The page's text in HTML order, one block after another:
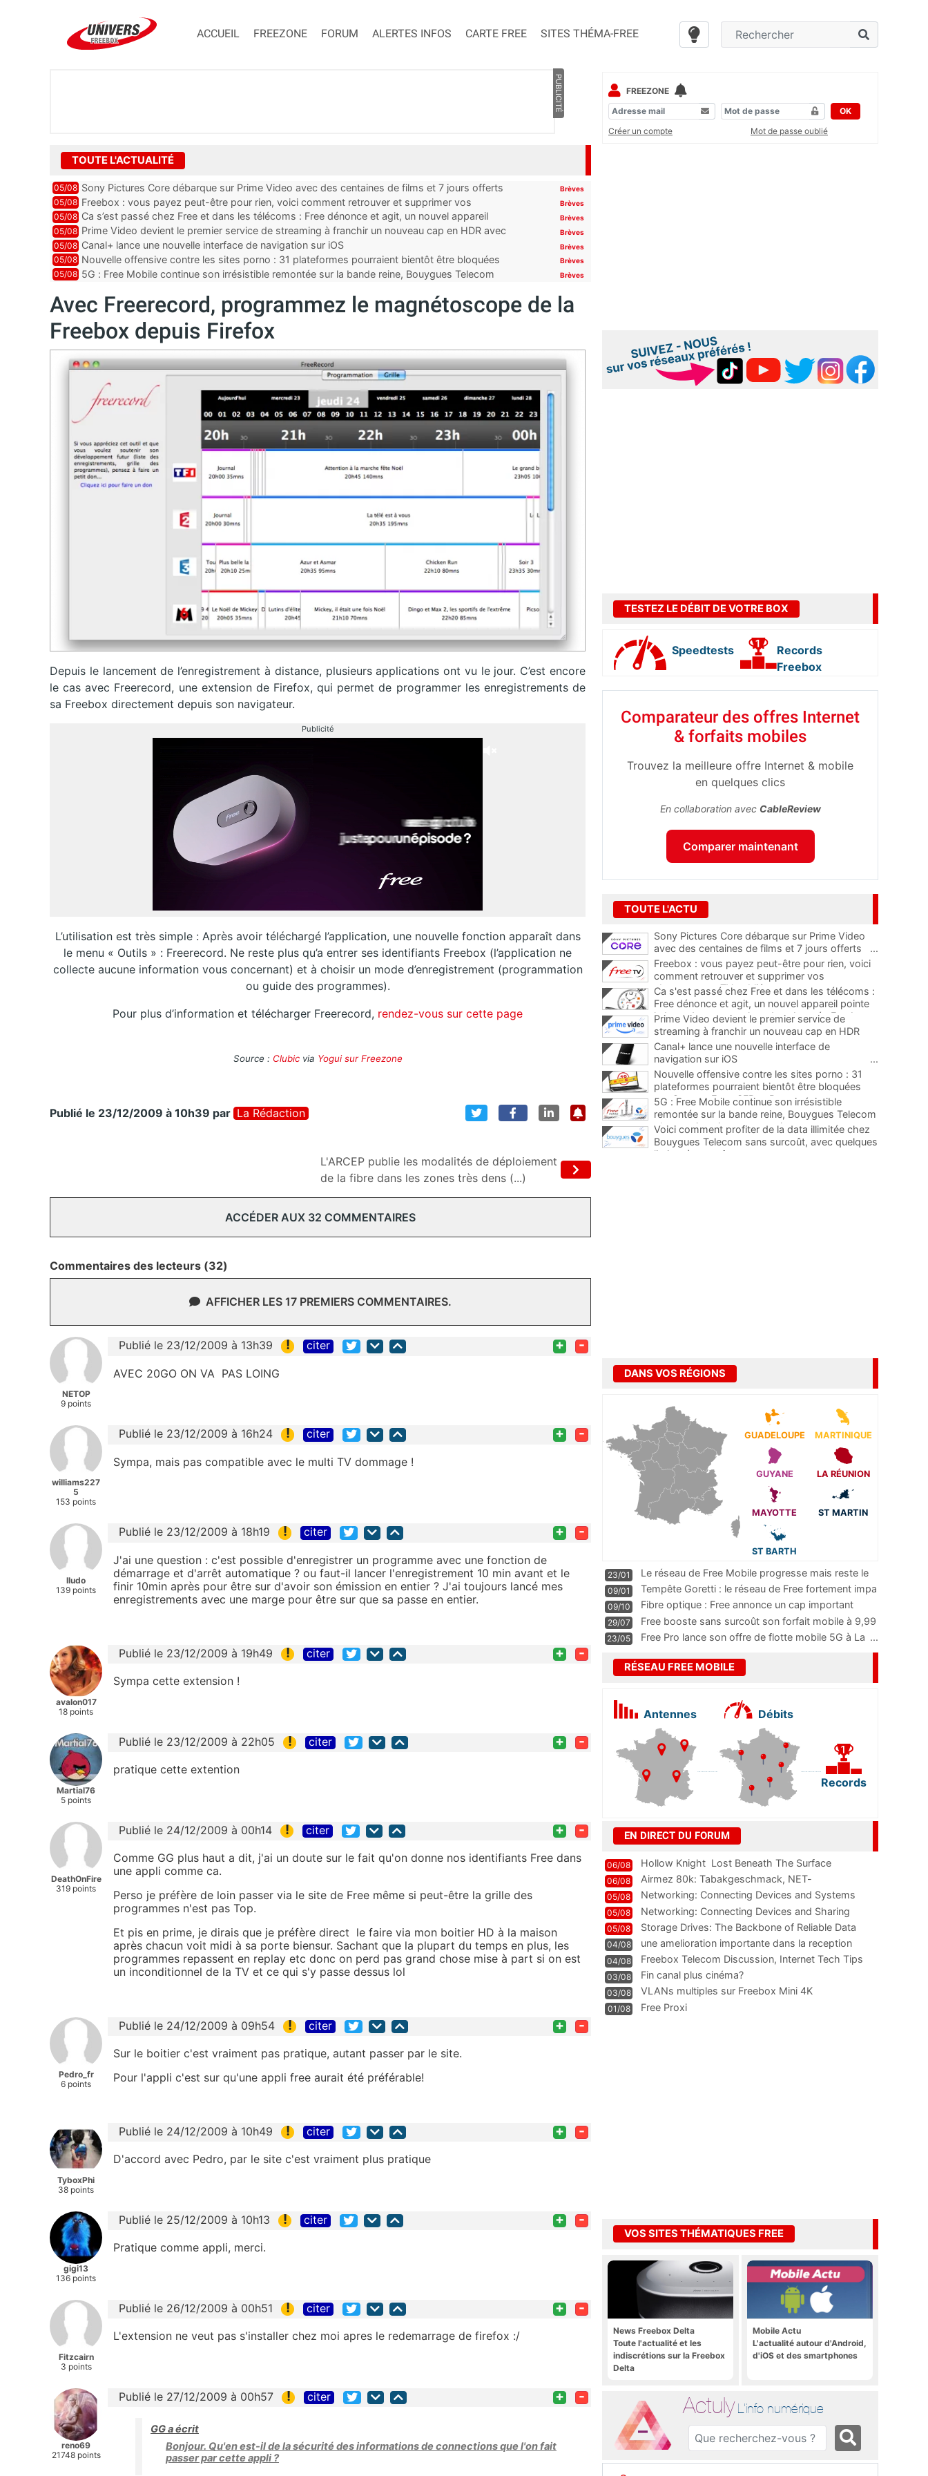
ACCUEIL FREEZONE FORUM ALERTES INFOS CARTE FREE SITES THÉMA-FREE
PUBLICITÉ
TOUTE L'ACTUALITÉ
05/08 Sony Pictures Core débarque sur Prime Video avec des centaines de films et 7 jours offerts Brèves
05/08 Freebox : vous payez peut-être pour rien, voici comment retrouver et supprimer vos
abonnements TV oubliés
Brèves
05/08 Ca s’est passé chez Free et dans les télécoms : Free dénonce et agit, un nouvel appareil
pointe le bout de...
Brèves
05/08 Prime Video devient le premier service de streaming à franchir un nouveau cap en HDR avec
ce lancement
Brèves
05/08 Canal+ lance une nouvelle interface de navigation sur iOS Brèves
05/08 Nouvelle offensive contre les sites porno : 31 plateformes pourraient bientôt être bloquées
par Orange, Free, SF...
Brèves
05/08 5G : Free Mobile continue son irrésistible remontée sur la bande reine, Bouygues Telecom
Brèves
Avec Freerecord, programmez le magnétoscope de la
Freebox depuis Firefox
Depuis le lancement de l’enregistrement à distance, plusieurs applications ont vu le jour. C’est encore
le cas avec Freerecord, une extension de Firefox, qui permet de programmer les enregistrements de
sa Freebox directement depuis son navigateur.
Publicité
L’utilisation est très simple : Après avoir téléchargé l’application, une nouvelle fonction apparaît dans
le menu « Outils » : Freerecord. Ne reste plus qu’a entrer ses identifiants Freebox (l’application ne
collecte aucune information vous concernant) et à choisir un mode d’enregistrement (programmation
ou guide des programmes).
Pour plus d’information et télécharger Freerecord, rendez-vous sur cette page
Source : Clubicvia Yogui sur Freezone
Publié le 23/12/2009 à 10h39 par La Rédaction
L'ARCEP publie les modalités de déploiement
de la fibre dans les zones très dens (...)
ACCÉDER AUX 32 COMMENTAIRES
Commentaires des lecteurs (32)
AFFICHER LES 17 PREMIERS COMMENTAIRES.
NETOP
9 points
Publié le 23/12/2009 à 13h39 ! citer + -
AVEC 20GO ON VA PAS LOING
williams227
5
153 points
Publié le 23/12/2009 à 16h24 ! citer + -
Sympa, mais pas compatible avec le multi TV dommage !
lludo
139 points
Publié le 23/12/2009 à 18h19 ! citer + -
J'ai une question : c'est possible d'enregistrer un programme avec une fonction de
démarrage et d'arrêt automatique ? ou faut-il lancer l'enregistrement 10 min avant et le
finir 10min après pour être sur d'avoir son émission en entier ? J'ai toujours lancé mes
enregistrements avec une marge pour être sur que sa passe en entier.
avalon017
18 points
Publié le 23/12/2009 à 19h49 ! citer + -
Sympa cette extension !
Martial76
5 points
Publié le 23/12/2009 à 22h05 ! citer + -
pratique cette extention
DeathOnFire
319 points
Publié le 24/12/2009 à 00h14 ! citer + -
Comme GG plus haut a dit, j'ai un doute sur le fait qu'on donne nos identifiants Free dans
une appli comme ca.
Perso je préfère de loin passer via le site de Free même si peut-être la grille des
programmes n'est pas Top.
Et pis en prime, je dirais que je préfère direct le faire via mon boitier HD à la maison
après chacun voit midi à sa porte biensur. Sachant que la plupart du temps en plus, les
programmes repassent en replay etc donc on perd pas grand chose mise à part si on est
un inconditionnel de la TV et ce qui s'y passe dessus lol
Pedro_fr
6 points
Publié le 24/12/2009 à 09h54 ! citer + -
Sur le boitier c'est vraiment pas pratique, autant passer par le site.
Pour l'appli c'est sur qu'une appli free aurait été préférable!
TyboxPhi
38 points
Publié le 24/12/2009 à 10h49 ! citer + -
D'accord avec Pedro, par le site c'est vraiment plus pratique
gigi13
136 points
Publié le 25/12/2009 à 10h13 ! citer + -
Pratique comme appli, merci.
Fitzcairn
3 points
Publié le 26/12/2009 à 00h51 ! citer + -
L'extension ne veut pas s'installer chez moi apres le redemarrage de firefox :/
reno69
21748 points
Publié le 27/12/2009 à 00h57 ! citer + -
GG a écrit
Bonjour. Qu'en est-il de la sécurité des informations de connections que l'on fait
passer par cette appli ?
FREEZONE
OK
Créer un compte
Mot de passe oublié
TESTEZ LE DÉBIT DE VOTRE BOX
Speedtests
Records
Freebox
Comparateur des offres Internet
& forfaits mobiles
Trouvez la meilleure offre Internet & mobile
en quelques clics
En collaboration avec CableReview
Comparer maintenant
TOUTE L'ACTU
Sony Pictures Core débarque sur Prime Video
avec des centaines de films et 7 jours offerts
...
Freebox : vous payez peut-être pour rien, voici
comment retrouver et supprimer vos
abonnements TV oubliés
...
Ca s'est passé chez Free et dans les télécoms :
Free dénonce et agit, un nouvel appareil pointe
le bout de son nez chez des abonnés Freebox...
Prime Video devient le premier service de
streaming à franchir un nouveau cap en HDR
avec ce lancement
Canal+ lance une nouvelle interface de
navigation sur iOS
...
Nouvelle offensive contre les sites porno : 31
plateformes pourraient bientôt être bloquées
par Orange, Free, SFR et Bouygues
5G : Free Mobile continue son irrésistible
remontée sur la bande reine, Bouygues Telecom
plus que jamais sous pression
Voici comment profiter de la data illimitée chez
Bouygues Telecom sans surcoût, avec quelques
limites à connaître
DANS VOS RÉGIONS
GUADELOUPE MARTINIQUE
GUYANE LA RÉUNION
MAYOTTE ST MARTIN
ST BARTH
23/01
Le réseau de Free Mobile progresse mais reste le
m
...
09/01
Tempête Goretti : le réseau de Free fortement impa
09/10
Fibre optique : Free annonce un cap important
pass
...
29/07
Free booste sans surcoût son forfait mobile à 9,99
23/05 Free Pro lance son offre de flotte mobile 5G à La ...
RÉSEAU FREE MOBILE
Antennes Débits
Records
EN DIRECT DU FORUM
06/08 Hollow Knight  Lost Beneath The Surface
06/08
Airmez 80k: Tabakgeschmack, NET-
Technologie und Leistung im
05/08 Networking: Connecting Devices and Systems
05/08
Networking: Connecting Devices and Sharing
Information
05/08
Storage Drives: The Backbone of Reliable Data
Management
04/08
une amelioration importante dans la reception
WIFI
04/08
Freebox Telecom Discussion, Internet Tech Tips
Communi
03/08 Fin canal plus cinéma?
03/08 VLANs multiples sur Freebox Mini 4K
01/08 Free Proxi
VOS SITES THÉMATIQUES FREE
News Freebox Delta
Toute l'actualité et les
indiscrétions sur la Freebox
Delta
Mobile Actu
L'actualité autour d'Android,
d'iOS et des smartphones
Actuly L'info numérique